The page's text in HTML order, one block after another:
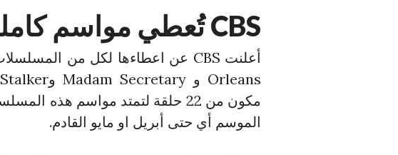
تل
ف
زي
و
ن
ال
CBS تُعطي مواسم كاملة لـ4 مسلسلات
مكون من 22 حلقة لتمتد مواسم هذه
الموسم أي حتى أبريل او مايو القادم.